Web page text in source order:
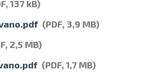
137 kB)
(PDF, 3,9 MB)
2,5 MB)
(PDF, 1,7 MB)